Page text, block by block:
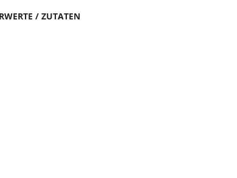
/ ZUTATEN